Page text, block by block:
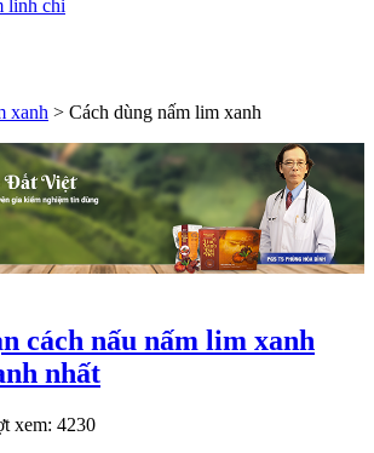
linh chi
xanh > Cách dùng nấm lim xanh
cách nấu nấm lim xanh
nhất
xem: 4230